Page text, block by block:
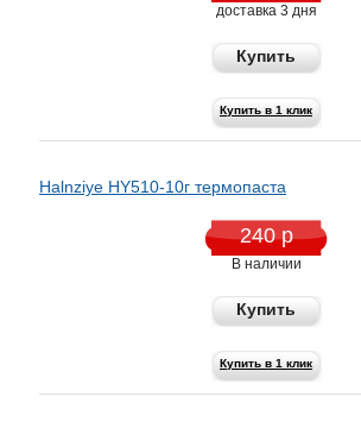
доставка 3 дня
Купить
Купить в 1 клик
Halnziye HY510-10г термопаста
240 р
В наличии
Купить
Купить в 1 клик